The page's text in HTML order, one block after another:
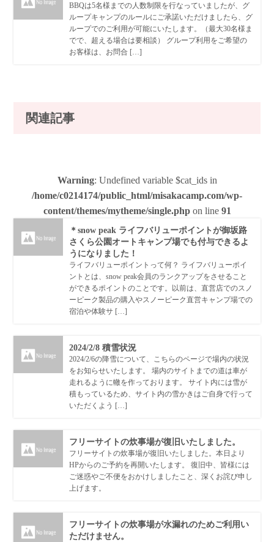
BBQは5名様までの人数制限を行なっていましたが、グ
ループキャンプのルールにご承諾いただけましたら、グ
ループでのご利用が可能にいたします。（最大30名様ま
でで、超える場合は要相談） グループ利用をご希望の
お客様は、お問合 […]
関連記事
Warning: Undefined variable $cat_ids in
/home/c0214174/public_html/misakacamp.com/wp-
content/themes/mytheme/single.phpon line 91
＊snow peak ライフバリューポイントが御坂路
さくら公園オートキャンプ場でも付与できるよ
うになりました！
ライフバリューポイントって何？ ライフバリューポイ
ントとは、snow peak会員のランクアップをさせること
ができるポイントのことです。以前は、直営店でのスノ
ーピーク製品の購入やスノーピーク直営キャンプ場での
宿泊や体験サ […]
2024/2/8 積雪状況
2024/2/6の降雪について、こちらのページで場内の状況
をお知らせいたします。 場内のサイトまでの道は車が
走れるように轍を作っております。 サイト内には雪が
積もっているため、サイト内の雪かきはご自身で行って
いただくよう […]
フリーサイトの炊事場が復旧いたしました。
フリーサイトの炊事場が復旧いたしました。本日より
HPからのご予約を再開いたします。 復旧中、皆様には
ご迷惑やご不便をおかけしましたこと、深くお詫び申し
上げます。
フリーサイトの炊事場が水漏れのためご利用い
ただけません。